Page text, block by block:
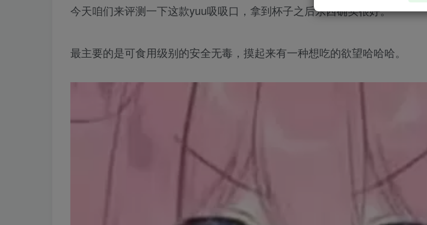
今天咱们来评测一下这款yuu吸吸口，拿到杯子之后东西确实很好。
最主要的是可食用级别的安全无毒，摸起来有一种想吃的欲望哈哈哈。